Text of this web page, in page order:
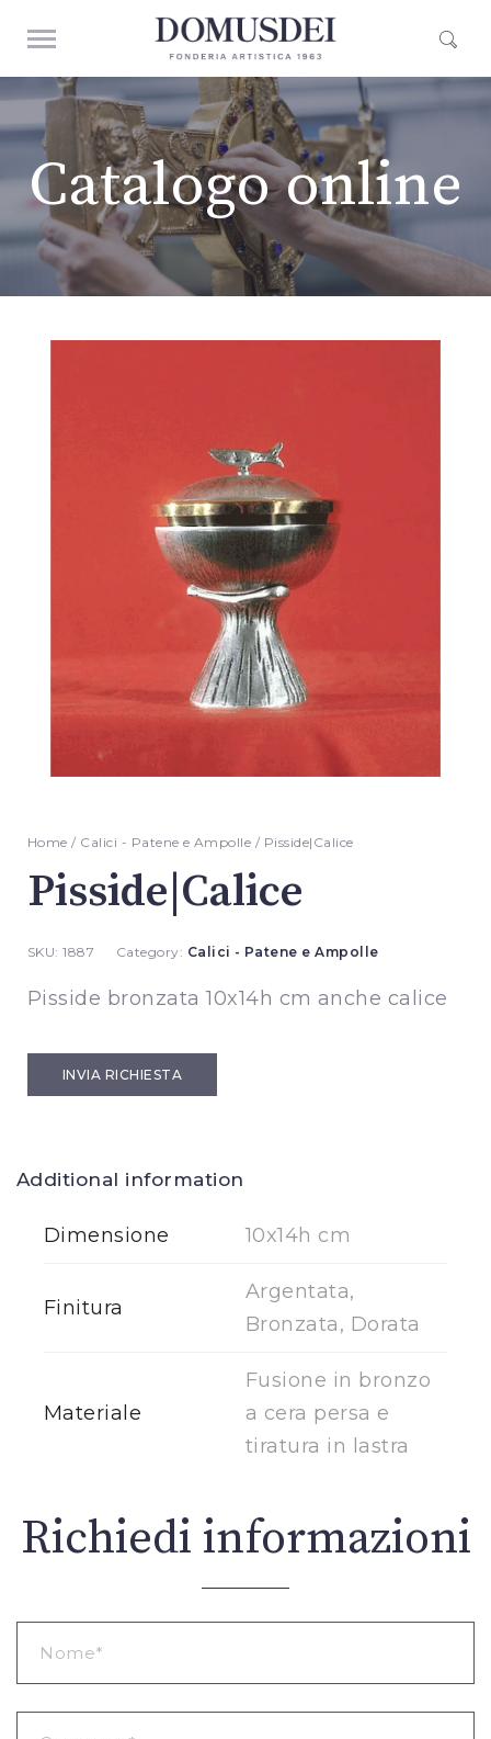
Catalogo online
Home / Calici - Patene e Ampolle / Pisside|Calice
Pisside|Calice
SKU:1887 Category: Calici - Patene e Ampolle
Pisside bronzata 10x14h cm anche calice
INVIA RICHIESTA
Additional information
Dimensione 10x14h cm
Finitura
Argentata,
Bronzata, Dorata
Materiale
Fusione in bronzo
a cera persa e
tiratura in lastra
Richiedi informazioni